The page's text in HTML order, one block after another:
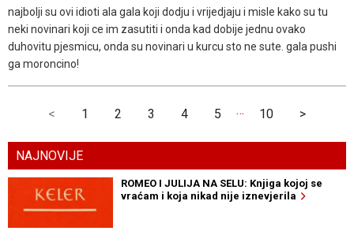
najbolji su ovi idioti ala gala koji dodju i vrijedjaju i misle kako su tu
neki novinari koji ce im zasutiti i onda kad dobije jednu ovako
duhovitu pjesmicu, onda su novinari u kurcu sto ne sute. gala pushi
ga moroncino!
< 1 2 3 4 5 … 10 >
NAJNOVIJE
ROMEO I JULIJA NA SELU: Knjiga kojoj se
vraćam i koja nikad nije iznevjerila